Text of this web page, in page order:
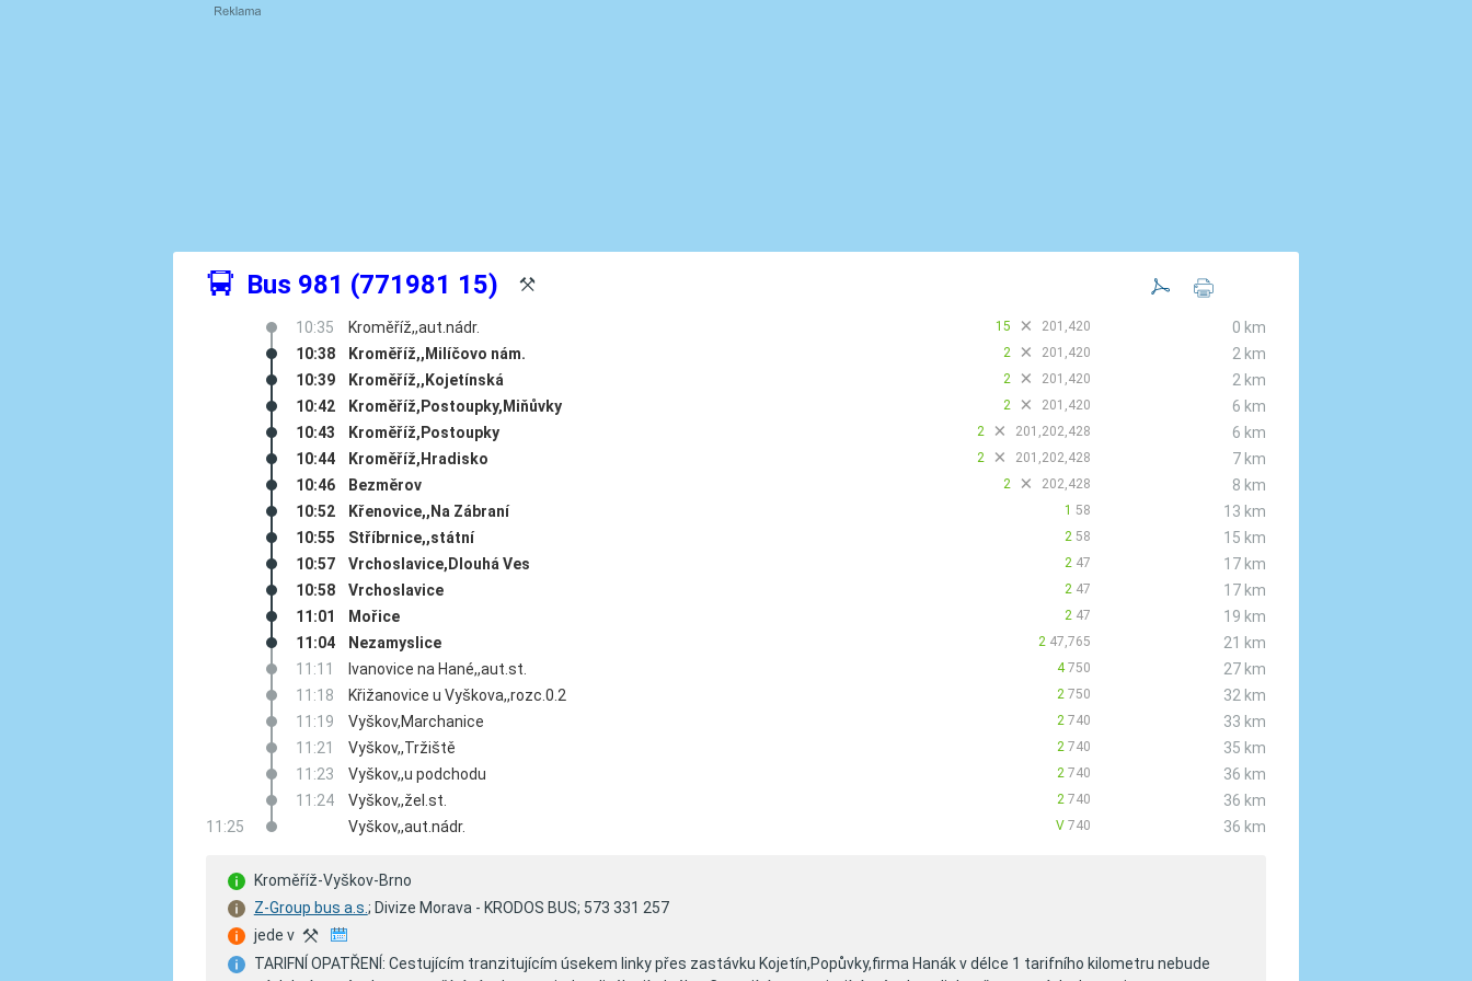
÷ Bus 981 (771981 15) X
10:35 Kroměříž,,aut.nádr. 15 D 201,420
0 km
10:38
Kroměříž,,Milíčovo nám. 2 D 201,420
2 km
10:39
Kroměříž,,Kojetínská 2 D 201,420
2 km
10:42
Kroměříž,Postoupky,Miňůvky 2 D 201,420
6 km
10:43
Kroměříž,Postoupky 2 D 201,202,428
6 km
10:44
Kroměříž,Hradisko 2 D 201,202,428
7 km
10:46
Bezměrov 2 D 202,428
8 km
10:52
Křenovice,,Na Zábraní 1 58
13 km
10:55
Stříbrnice,,státní 2 58
15 km
10:57
Vrchoslavice,Dlouhá Ves 2 47
17 km
10:58
Vrchoslavice 2 47
17 km
11:01
Mořice 2 47
19 km
11:04
Nezamyslice 2 47,765
21 km
11:11
Ivanovice na Hané,,aut.st. 4 750
27 km
11:18
Křižanovice u Vyškova,,rozc.0.2 2 750
32 km
11:19
Vyškov,Marchanice 2 740
33 km
11:21
Vyškov,,Tržiště 2 740
35 km
11:23
Vyškov,,u podchodu 2 740
36 km
11:24
Vyškov,,žel.st. 2 740
36 km
11:25
Vyškov,,aut.nádr. V 740 36 km
Kroměříž-Vyškov-Brno
Z-Group bus a.s. ; Divize Morava - KRODOS BUS; 573 331 257
jede v X
TARIFNÍ OPATŘENÍ: Cestujícím tranzitujícím úsekem linky přes zastávku Kojetín,Popůvky,firma Hanák v délce 1 tarifního kilometru nebude